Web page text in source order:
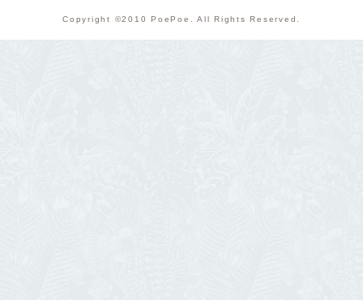
Copyright ©2010 PoePoe. All Rights Reserved.